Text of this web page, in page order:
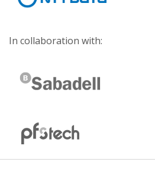
In collaboration with: